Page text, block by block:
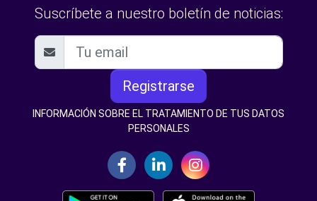
Suscríbete a nuestro boletín de noticias:
Registrarse
INFORMACIÓN SOBRE EL TRATAMIENTO DE TUS DATOS
PERSONALES